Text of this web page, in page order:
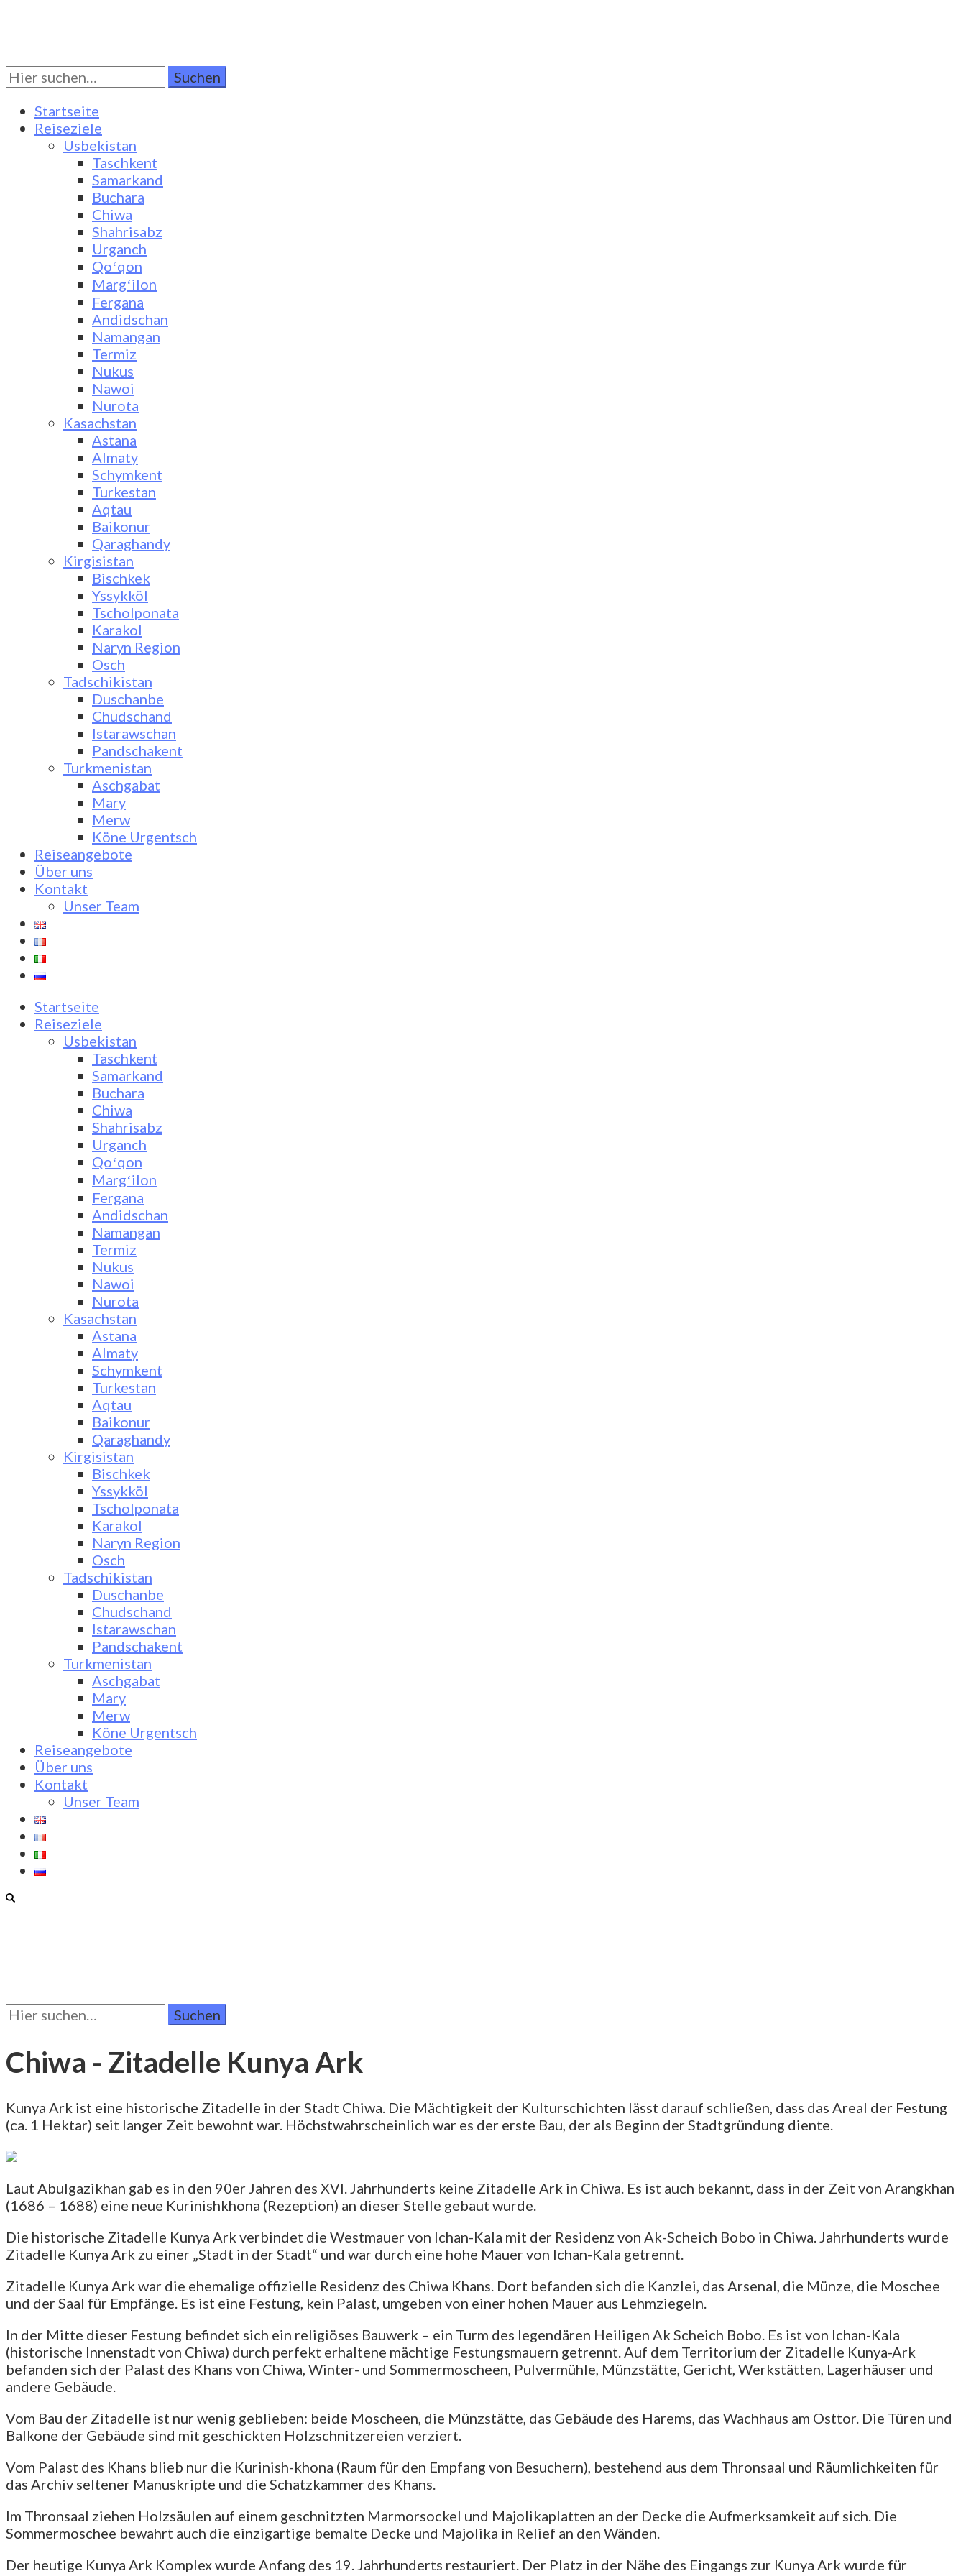
Turkestan Travel
Discover Central Asia
Suchen
Sie
nach:Startseite
Reiseziele
Usbekistan
Taschkent
Samarkand
Buchara
Chiwa
Shahrisabz
Urganch
Qoʻqon
Margʻilon
Fergana
Andidschan
Namangan
Termiz
Nukus
Nawoi
Nurota
Kasachstan
Astana
Almaty
Schymkent
Turkestan
Aqtau
Baikonur
Qaraghandy
Kirgisistan
Bischkek
Yssykköl
Tscholponata
Karakol
Naryn Region
Osch
Tadschikistan
Duschanbe
Chudschand
Istarawschan
Pandschakent
Turkmenistan
Aschgabat
Mary
Merw
Köne Urgentsch
Reiseangebote
Über uns
Kontakt
Unser Team
Startseite
Reiseziele
Usbekistan
Taschkent
Samarkand
Buchara
Chiwa
Shahrisabz
Urganch
Qoʻqon
Margʻilon
Fergana
Andidschan
Namangan
Termiz
Nukus
Nawoi
Nurota
Kasachstan
Astana
Almaty
Schymkent
Turkestan
Aqtau
Baikonur
Qaraghandy
Kirgisistan
Bischkek
Yssykköl
Tscholponata
Karakol
Naryn Region
Osch
Tadschikistan
Duschanbe
Chudschand
Istarawschan
Pandschakent
Turkmenistan
Aschgabat
Mary
Merw
Köne Urgentsch
Reiseangebote
Über uns
Kontakt
Unser Team
Suchen
Sie
Chiwa - Zitadelle Kunya Ark
Kunya Ark ist eine historische Zitadelle in der Stadt Chiwa. Die Mächtigkeit der Kulturschichten lässt darauf schließen, dass das Areal der Festung
(ca. 1 Hektar) seit langer Zeit bewohnt war. Höchstwahrscheinlich war es der erste Bau, der als Beginn der Stadtgründung diente.
Laut Abulgazikhan gab es in den 90er Jahren des XVI. Jahrhunderts keine Zitadelle Ark in Chiwa. Es ist auch bekannt, dass in der Zeit von Arangkhan
(1686 – 1688) eine neue Kurinishkhona (Rezeption) an dieser Stelle gebaut wurde.
Die historische Zitadelle Kunya Ark verbindet die Westmauer von Ichan-Kala mit der Residenz von Ak-Scheich Bobo in Chiwa. Jahrhunderts wurde
Zitadelle Kunya Ark zu einer „Stadt in der Stadt“ und war durch eine hohe Mauer von Ichan-Kala getrennt.
Zitadelle Kunya Ark war die ehemalige offizielle Residenz des Chiwa Khans. Dort befanden sich die Kanzlei, das Arsenal, die Münze, die Moschee
und der Saal für Empfänge. Es ist eine Festung, kein Palast, umgeben von einer hohen Mauer aus Lehmziegeln.
In der Mitte dieser Festung befindet sich ein religiöses Bauwerk – ein Turm des legendären Heiligen Ak Scheich Bobo. Es ist von Ichan-Kala
(historische Innenstadt von Chiwa) durch perfekt erhaltene mächtige Festungsmauern getrennt. Auf dem Territorium der Zitadelle Kunya-Ark
befanden sich der Palast des Khans von Chiwa, Winter- und Sommermoscheen, Pulvermühle, Münzstätte, Gericht, Werkstätten, Lagerhäuser und
andere Gebäude.
Vom Bau der Zitadelle ist nur wenig geblieben: beide Moscheen, die Münzstätte, das Gebäude des Harems, das Wachhaus am Osttor. Die Türen und
Balkone der Gebäude sind mit geschickten Holzschnitzereien verziert.
Vom Palast des Khans blieb nur die Kurinish-khona (Raum für den Empfang von Besuchern), bestehend aus dem Thronsaal und Räumlichkeiten für
das Archiv seltener Manuskripte und die Schatzkammer des Khans.
Im Thronsaal ziehen Holzsäulen auf einem geschnitzten Marmorsockel und Majolikaplatten an der Decke die Aufmerksamkeit auf sich. Die
Sommermoschee bewahrt auch die einzigartige bemalte Decke und Majolika in Relief an den Wänden.
Der heutige Kunya Ark Komplex wurde Anfang des 19. Jahrhunderts restauriert. Der Platz in der Nähe des Eingangs zur Kunya Ark wurde für